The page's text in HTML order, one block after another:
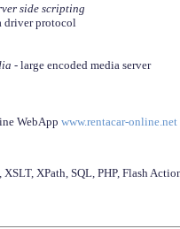
side scripting
driver protocol
- large encoded media server
WebApp www.rentacar-online.net
XPath, SQL, PHP, Flash